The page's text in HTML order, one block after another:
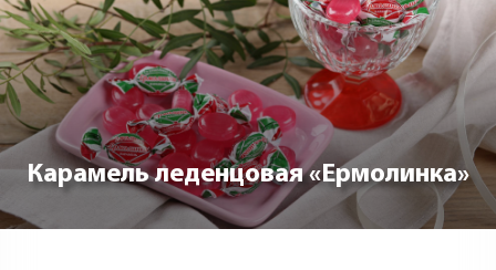
Карамель леденцовая «Ермолинка»